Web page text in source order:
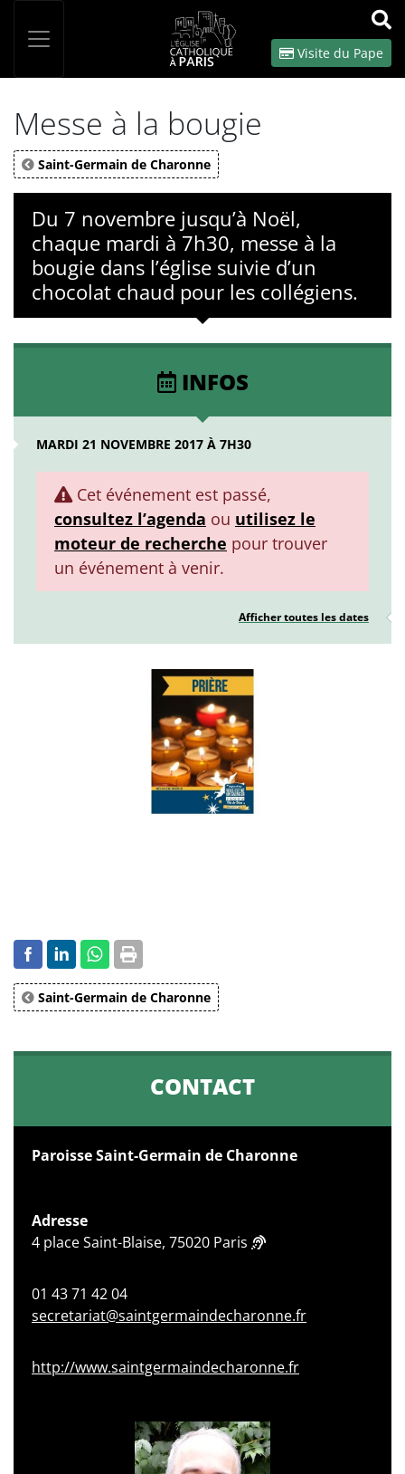
OK
Visite du Pape
Messe à la bougie
Saint-Germain de Charonne
Du 7 novembre jusqu’à Noël,
chaque mardi à 7h30, messe à la
bougie dans l’église suivie d’un
chocolat chaud pour les collégiens.
INFOS
MARDI 21 NOVEMBRE 2017 À 7H30
Cet événement est passé,
consultez l’agenda ou utilisez le
moteur de recherche pour trouver
un événement à venir.
Afficher toutes les dates
Saint-Germain de Charonne
CONTACT
Paroisse Saint-Germain de Charonne
Adresse
4 place Saint-Blaise, 75020 Paris
01 43 71 42 04
secretariat@saintgermaindecharonne.fr
http://www.saintgermaindecharonne.fr
Panneau de gestion des cookies